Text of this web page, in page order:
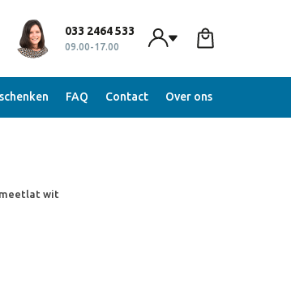
033 2464 533
09.00-17.00
FAQ Contact Over ons
meetlat wit